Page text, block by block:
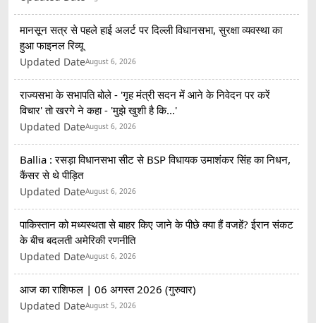
मानसून सत्र से पहले हाई अलर्ट पर दिल्ली विधानसभा, सुरक्षा व्यवस्था का
हुआ फाइनल रिव्यू
Updated DateAugust 6, 2026
राज्यसभा के सभापति बोले - 'गृह मंत्री सदन में आने के निवेदन पर करें
विचार' तो खरगे ने कहा - 'मुझे खुशी है कि...'
Updated DateAugust 6, 2026
Ballia : रसड़ा विधानसभा सीट से BSP विधायक उमाशंकर सिंह का निधन,
कैंसर से थे पीड़ित
Updated DateAugust 6, 2026
पाकिस्तान को मध्यस्थता से बाहर किए जाने के पीछे क्या हैं वजहें? ईरान संकट
के बीच बदलती अमेरिकी रणनीति
Updated DateAugust 6, 2026
आज का राशिफल | 06 अगस्त 2026 (गुरुवार)
Updated DateAugust 5, 2026